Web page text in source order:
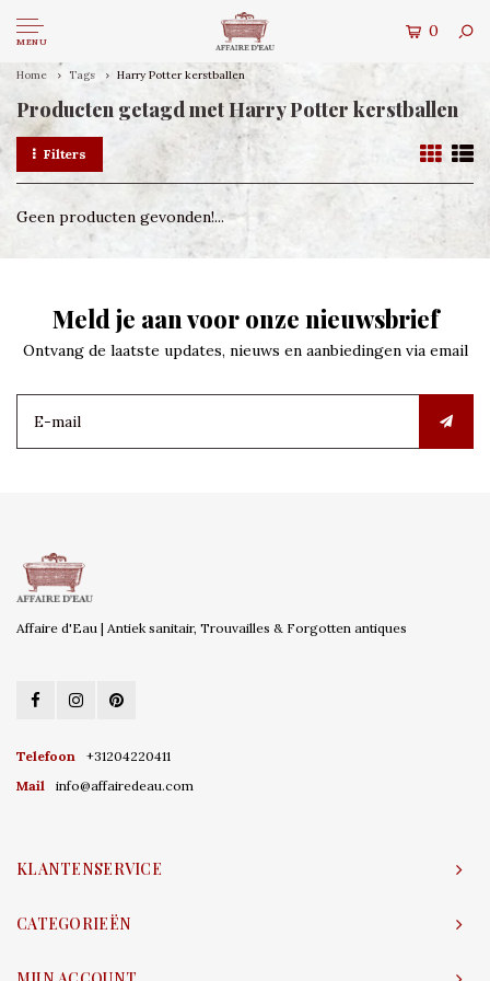
MENU
0
Home Tags Harry Potter kerstballen
Producten getagd met Harry Potter kerstballen
Filters
Geen producten gevonden!...
Meld je aan voor onze nieuwsbrief
Ontvang de laatste updates, nieuws en aanbiedingen via email
Affaire d'Eau | Antiek sanitair, Trouvailles & Forgotten antiques
Telefoon
+31204220411
Mail
info@affairedeau.com
KLANTENSERVICE
CATEGORIEËN